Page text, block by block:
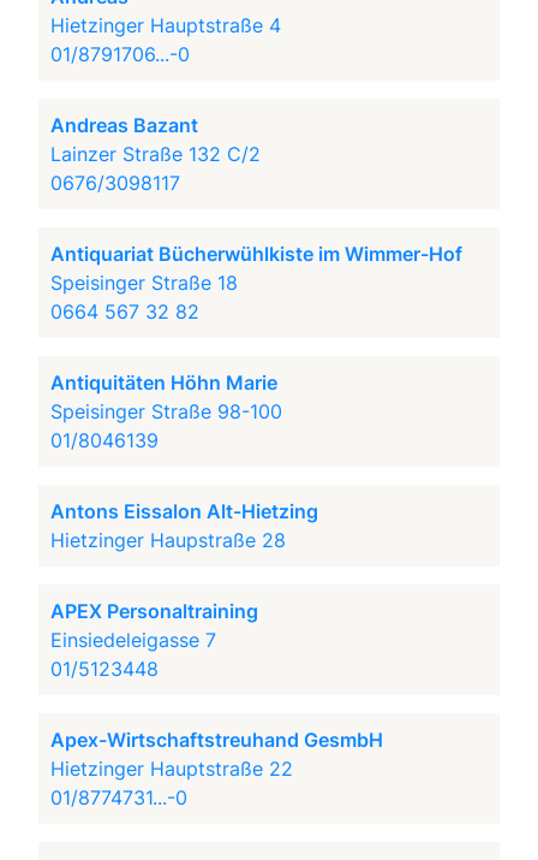
Hietzinger Hauptstraße 4
01/8791706...-0
Andreas Bazant
Lainzer Straße 132 C/2
0676/3098117
Antiquariat Bücherwühlkiste im Wimmer-Hof
Speisinger Straße 18
0664 567 32 82
Antiquitäten Höhn Marie
Speisinger Straße 98-100
01/8046139
Antons Eissalon Alt-Hietzing
Hietzinger Haupstraße 28
APEX Personaltraining
Einsiedeleigasse 7
01/5123448
Apex-Wirtschaftstreuhand GesmbH
Hietzinger Hauptstraße 22
01/8774731...-0